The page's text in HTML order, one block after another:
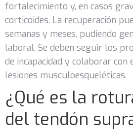
fortalecimiento y, en casos
corticoides. La recuperación
semanas y meses, pudiendo
laboral. Se deben seguir los
de incapacidad y colaborar con
lesiones musculoesqueléticas.
¿Qué es la
del tendón